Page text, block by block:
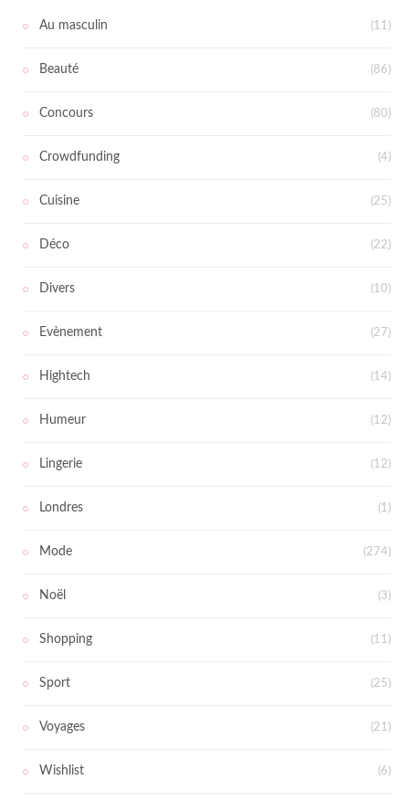
Au masculin (11)
Beauté (86)
Concours (80)
Crowdfunding (4)
Cuisine (25)
Déco (22)
Divers (10)
Evènement (27)
Hightech (14)
Humeur (12)
Lingerie (12)
Londres (1)
Mode (274)
Noël (3)
Shopping (11)
Sport (25)
Voyages (21)
Wishlist (6)